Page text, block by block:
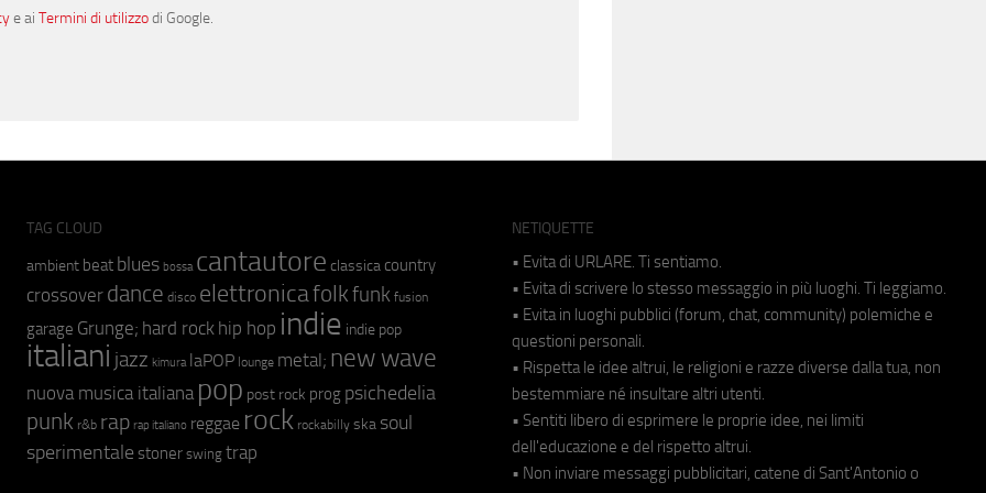
e ai Termini di utilizzodi Google.
TAG CLOUD
ambient beat blues bossa cantautore classica country
crossover dance disco elettronicafolkfunk fusion
garage Grunge; hard rock hip hop indie indie pop
italiani jazz kimura laPOP lounge metal; new wave
nuova musica italiana pop post rock prog psichedelia
punk r&b rap rap italiano reggae rock rockabilly ska soul
sperimentale stoner swing trap
NETIQUETTE
• Evita di URLARE. Ti sentiamo.
• Evita di scrivere lo stesso messaggio in più luoghi. Ti leggiamo.
• Evita in luoghi pubblici (forum, chat, community) polemiche e
questioni personali.
• Rispetta le idee altrui, le religioni e razze diverse dalla tua, non
bestemmiare né insultare altri utenti.
• Sentiti libero di esprimere le proprie idee, nei limiti
dell'educazione e del rispetto altrui.
• Non inviare messaggi pubblicitari, catene di Sant'Antonio o